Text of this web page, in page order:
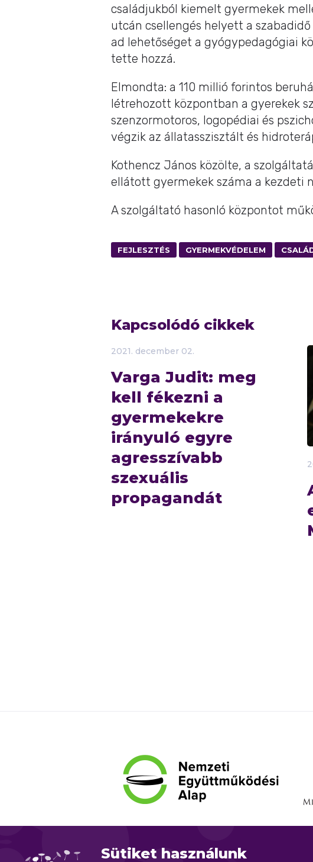
Sütiket használunk
családjukból kiemelt gyermekek
utcán csellengés helyett a
ad lehetőséget a gyógypedagógiai
tette hozzá.
Elmondta: a 110 millió forintos
létrehozott központban a gyerekek
szenzormotoros, logopédiai és
végzik az állatasszisztált és
Kothencz János közölte, a
ellátott gyermekek száma a kezdeti
A szolgáltató hasonló központot
FEJLESZTÉS GYERMEKVÉDELEM
Kapcsolódó cikkek
2021. december 02.
Varga Judit: meg
kell fékezni a
gyermekekre
irányuló egyre
agresszívabb
szexuális
propagandát